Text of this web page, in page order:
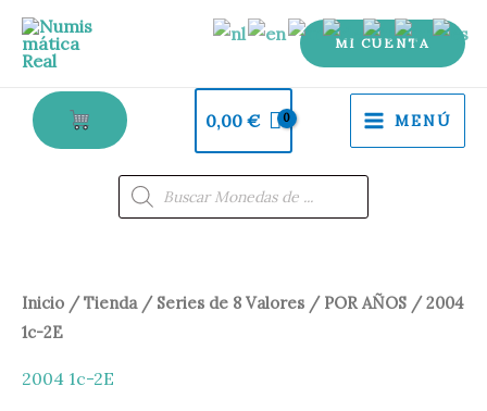
MI CUENTA
0,00 € MENÚ
Búsqueda
de
productos
Inicio /Tienda/ Series de 8 Valores / POR AÑOS / 2004
1c-2E
2004 1c-2E
Ordenado
por